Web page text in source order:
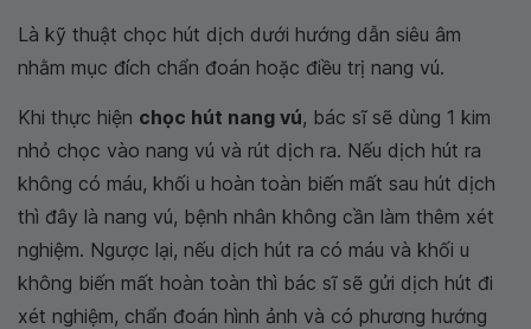
Là kỹ thuật chọc hút dịch dưới hướng dẫn siêu âm
nhằm mục đích chẩn đoán hoặc điều trị nang vú.
Khi thực hiện chọc hút nang vú, bác sĩ sẽ dùng 1 kim
nhỏ chọc vào nang vú và rút dịch ra. Nếu dịch hút ra
không có máu, khối u hoàn toàn biến mất sau hút dịch
thì đây là nang vú, bệnh nhân không cần làm thêm xét
nghiệm. Ngược lại, nếu dịch hút ra có máu và khối u
không biến mất hoàn toàn thì bác sĩ sẽ gửi dịch hút đi
xét nghiệm, chẩn đoán hình ảnh và có phương hướng